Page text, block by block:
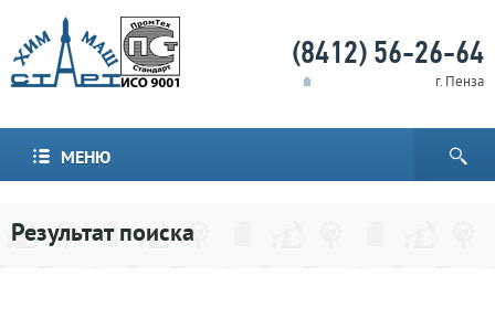
(8412) 56-26-64
г. Пенза
МЕНЮ
Результат поиска